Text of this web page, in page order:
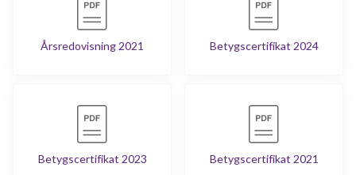
Årsredovisning 2021 Betygscertifikat 2024
Betygscertifikat 2023 Betygscertifikat 2021